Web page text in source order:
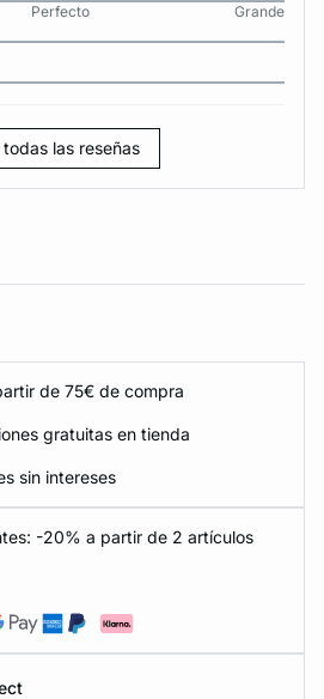
Perfecto
Grande
todas las reseñas
de 75€ de compra
gratuitas en tienda
sin intereses
-20% a partir de 2 artículos